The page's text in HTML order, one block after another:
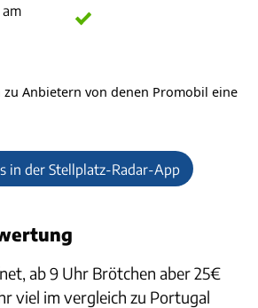
Anbietern von denen Promobil eine
in der Stellplatz-Radar-App
ab 9 Uhr Brötchen aber 25€
viel im vergleich zu Portugal